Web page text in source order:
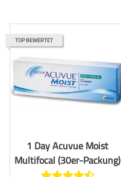
TOP BEWERTET
1 Day Acuvue Moist
Multifocal (30er-Packung)